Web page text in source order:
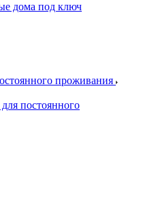
дома под ключ
проживания
постоянного